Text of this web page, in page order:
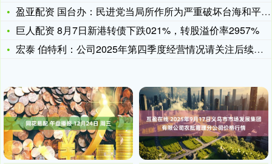
盈亚配资 国台办：民进党当局所作所为严重破坏台海和平稳定 必
巨人配资 8月7日新港转债下跌021%，转股溢价率2957%
宏泰 伯特利：公司2025年第四季度经营情况请关注后续的披露